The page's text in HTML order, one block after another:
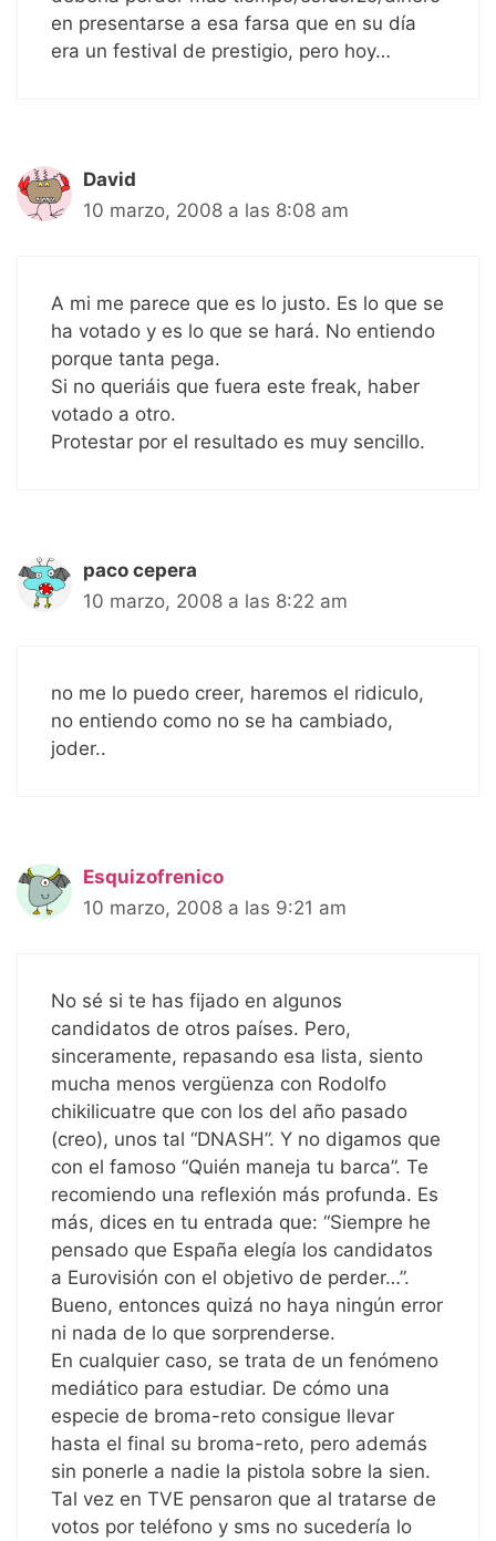
en presentarse a esa farsa que en su día
era un festival de prestigio, pero hoy…
David
10 marzo, 2008 a las 8:08 am
A mi me parece que es lo justo. Es lo que se
ha votado y es lo que se hará. No entiendo
porque tanta pega.
Si no queriáis que fuera este freak, haber
votado a otro.
Protestar por el resultado es muy sencillo.
paco cepera
10 marzo, 2008 a las 8:22 am
no me lo puedo creer, haremos el ridiculo,
no entiendo como no se ha cambiado,
joder..
Esquizofrenico
10 marzo, 2008 a las 9:21 am
No sé si te has fijado en algunos
candidatos de otros países. Pero,
sinceramente, repasando esa lista, siento
mucha menos vergüenza con Rodolfo
chikilicuatre que con los del año pasado
(creo), unos tal “DNASH”. Y no digamos que
con el famoso “Quién maneja tu barca”. Te
recomiendo una reflexión más profunda. Es
más, dices en tu entrada que: “Siempre he
pensado que España elegía los candidatos
a Eurovisión con el objetivo de perder…”.
Bueno, entonces quizá no haya ningún error
ni nada de lo que sorprenderse.
En cualquier caso, se trata de un fenómeno
mediático para estudiar. De cómo una
especie de broma-reto consigue llevar
hasta el final su broma-reto, pero además
sin ponerle a nadie la pistola sobre la sien.
Tal vez en TVE pensaron que al tratarse de
votos por teléfono y sms no sucedería lo